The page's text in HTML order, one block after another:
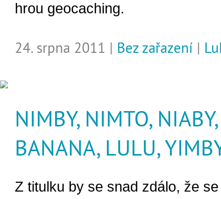
hrou geocaching.
24. srpna 2011 | Bez zařazení |
NIMBY, NIMTO, NIABY,
BANANA, LULU,
Z titulku by se snad zdálo, že